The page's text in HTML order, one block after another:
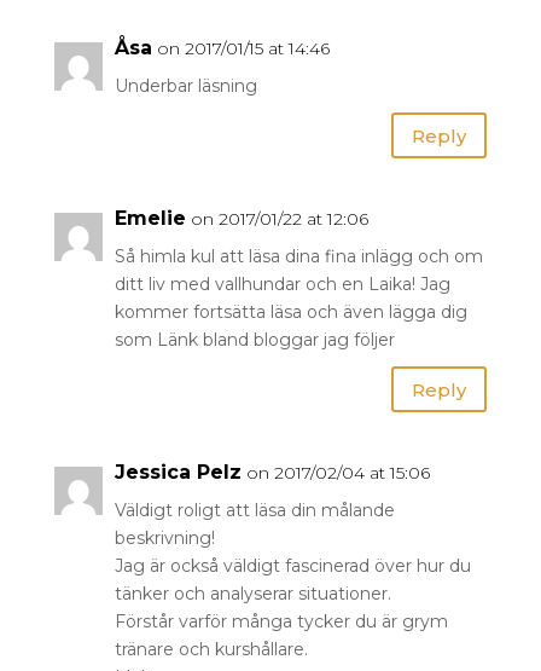
Åsa on 2017/01/15 at 14:46
Underbar läsning
Reply
Emelie on 2017/01/22 at 12:06
Så himla kul att läsa dina fina inlägg och om
ditt liv med vallhundar och en Laika! Jag
kommer fortsätta läsa och även lägga dig
som Länk bland bloggar jag följer
Reply
Jessica Pelz on 2017/02/04 at 15:06
Väldigt roligt att läsa din målande
beskrivning!
Jag är också väldigt fascinerad över hur du
tänker och analyserar situationer.
Förstår varför många tycker du är grym
tränare och kurshållare.